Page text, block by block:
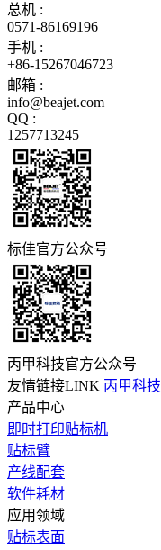
总机 :
0571-86169196
手机 :
+86-15267046723
邮箱 :
info@beajet.com
QQ :
1257713245
标佳官方公众号
丙甲科技官方公众号
友情链接LINK 丙甲科技
产品中心
即时打印贴标机
贴标臂
产线配套
软件耗材
应用领域
贴标表面